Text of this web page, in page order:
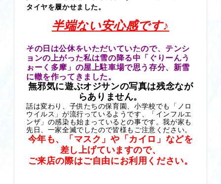
タイヤを履かせました。
半端ない安心感です♪
その日は公休をいただいていたので、テンシ
ョンの上がった私は雪の降る中「ぐりーんう
ぉーく多摩」の屋上駐車場で思う存分、新雪
に轍を作ってきました。
無邪気に遊ぶオジサンの写真は残念なが
らありません。
話は変わり、子供たちの保育園、小学校でも「ノロ
ウイルス」が流行っているようです、「インフルエ
ンザ」の感染も始まっているとの事です。我が家も
先日、一家全滅でしたので皆様もご注意ください。
今年も、「マスク」や「カイロ」などを
差し上げていますので、
ご来店の際はご自由にお利用ください。